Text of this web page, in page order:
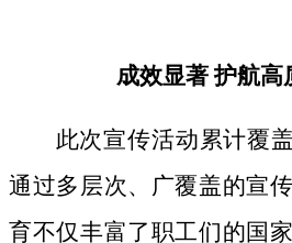
成效显著护航高
此次宣传活动累计覆
通过多层次、广覆盖的宣
育不仅丰富了职工们的国